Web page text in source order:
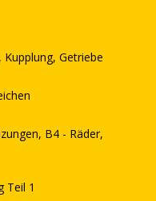
Getriebe
B4 - Räder,
Teil 1